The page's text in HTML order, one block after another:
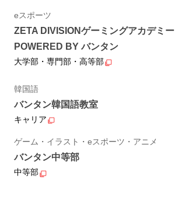
eスポーツ
ZETA DIVISIONゲーミングアカデミー
POWERED BY バンタン
大学部・専門部・高等部
韓国語
バンタン韓国語教室
キャリア
ゲーム・イラスト・eスポーツ・アニメ
バンタン中等部
中等部